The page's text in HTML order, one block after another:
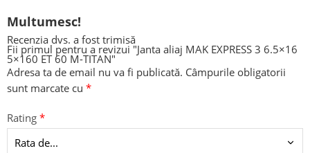
Multumesc!
Recenzia dvs. a fost trimisă
Fii primul pentru a revizui "Janta aliaj MAK EXPRESS 3 6.5×16
5×160 ET 60 M-TITAN"
Adresa ta de email nu va fi publicată. Câmpurile obligatorii
sunt marcate cu *
Rating *